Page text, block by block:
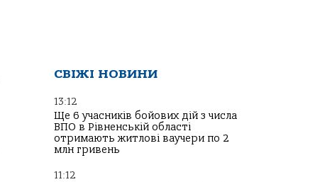
СВІЖІ НОВИНИ
13:12
Ще 6 учасників бойових дій з числа
ВПО в Рівненській області
отримають житлові ваучери по 2
млн гривень
11:12